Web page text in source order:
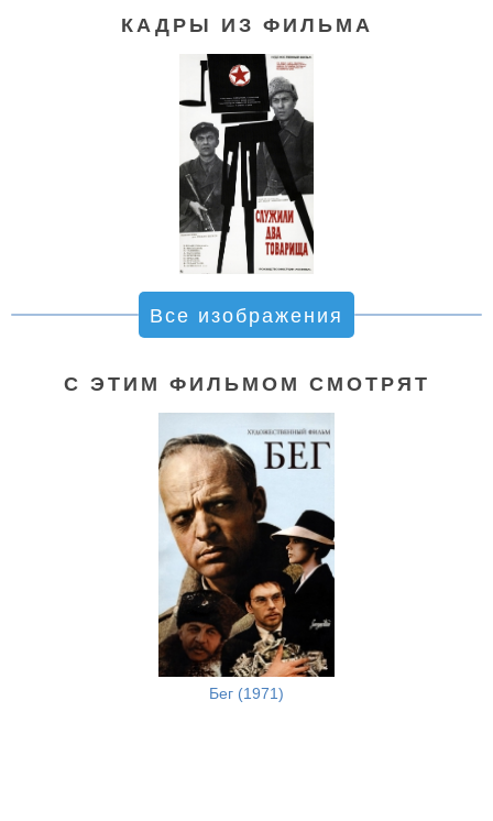
КАДРЫ ИЗ ФИЛЬМА
Все изображения
С ЭТИМ ФИЛЬМОМ СМОТРЯТ
Бег (1971)